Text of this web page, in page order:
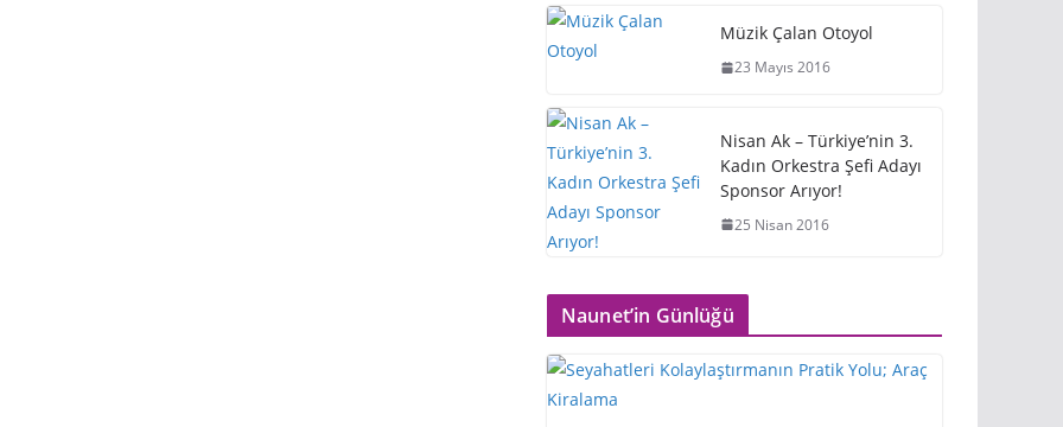
Müzik Çalan Otoyol
23 Mayıs 2016
Nisan Ak – Türkiye’nin 3.
Kadın Orkestra Şefi Adayı
Sponsor Arıyor!
25 Nisan 2016
Naunet’in Günlüğü